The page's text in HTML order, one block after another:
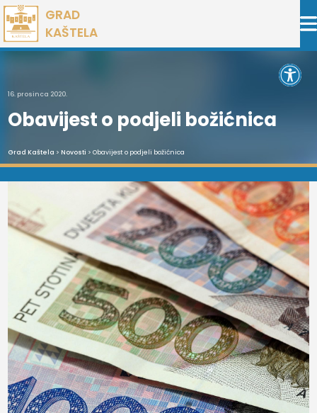
Preskoči
na
sadržaj
GRAD
KAŠTELA
16. prosinca 2020.
Obavijest o podjeli božićnica
Grad Kaštela > Novosti > Obavijest o podjeli božićnica